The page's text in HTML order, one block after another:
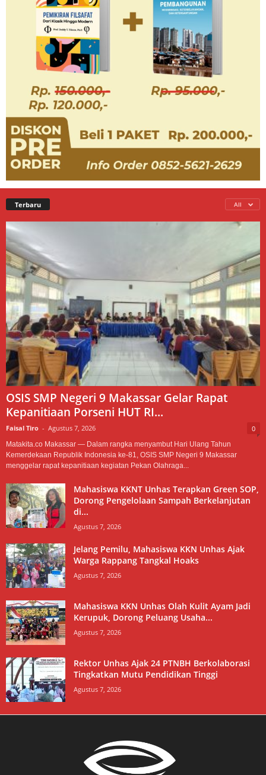
Terbaru All
OSIS SMP Negeri 9 Makassar Gelar Rapat
Kepanitiaan Porseni HUT RI...
Faisal Tiro - Agustus 7, 2026 0
Matakita.co Makassar — Dalam rangka menyambut Hari Ulang Tahun
Kemerdekaan Republik Indonesia ke-81, OSIS SMP Negeri 9 Makassar
menggelar rapat kepanitiaan kegiatan Pekan Olahraga...
Mahasiswa KKNT Unhas Terapkan Green SOP,
Dorong Pengelolaan Sampah Berkelanjutan
di...
Agustus 7, 2026
Jelang Pemilu, Mahasiswa KKN Unhas Ajak
Warga Rappang Tangkal Hoaks
Agustus 7, 2026
Mahasiswa KKN Unhas Olah Kulit Ayam Jadi
Kerupuk, Dorong Peluang Usaha...
Agustus 7, 2026
Rektor Unhas Ajak 24 PTNBH Berkolaborasi
Tingkatkan Mutu Pendidikan Tinggi
Agustus 7, 2026